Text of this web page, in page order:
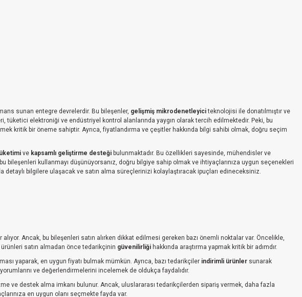
sunan entegre devrelerdir. Bu bileşenler, gelişmiş mikrodenetleyiciteknolojisi ile donatılmıştır ve
elektroniği ve endüstriyel kontrol alanlarında yaygın olarak tercih edilmektedir. Peki, bu
kritik bir öneme sahiptir. Ayrıca, fiyatlandırma ve çeşitler hakkında bilgi sahibi olmak, doğru seçim
ve kapsamlı geliştirme desteği bulunmaktadır. Bu özellikleri sayesinde, mühendisler ve
kullanmayı düşünüyorsanız, doğru bilgiye sahip olmak ve ihtiyaçlarınıza uygun seçenekleri
bilgilere ulaşacak ve satın alma süreçlerinizi kolaylaştıracak ipuçları edineceksiniz.
Ancak, bu bileşenleri satın alırken dikkat edilmesi gereken bazı önemli noktalar var. Öncelikle,
satın almadan önce tedarikçinin güvenilirliği hakkında araştırma yapmak kritik bir adımdır.
yaparak, en uygun fiyatı bulmak mümkün. Ayrıca, bazı tedarikçiler indirimli ürünler sunarak
ve değerlendirmelerini incelemek de oldukça faydalıdır.
ve destek alma imkanı bulunur. Ancak, uluslararası tedarikçilerden sipariş vermek, daha fazla
en uygun olanı seçmekte fayda var.